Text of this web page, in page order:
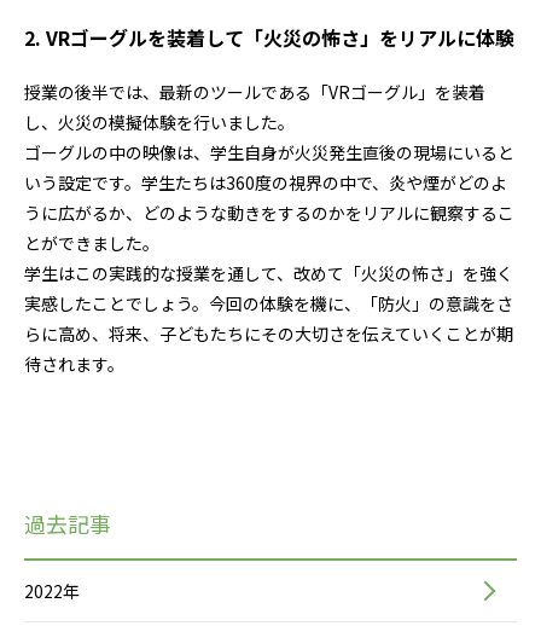
2. VRゴーグルを装着して「火災の怖さ」をリアルに体験
授業の後半では、最新のツールである「VRゴーグル」を装着
し、火災の模擬体験を行いました。
ゴーグルの中の映像は、学生自身が火災発生直後の現場にいると
いう設定です。学生たちは360度の視界の中で、炎や煙がどのよ
うに広がるか、どのような動きをするのかをリアルに観察するこ
とができました。
学生はこの実践的な授業を通して、改めて「火災の怖さ」を強く
実感したことでしょう。今回の体験を機に、「防火」の意識をさ
らに高め、将来、子どもたちにその大切さを伝えていくことが期
待されます。
過去記事
2022年